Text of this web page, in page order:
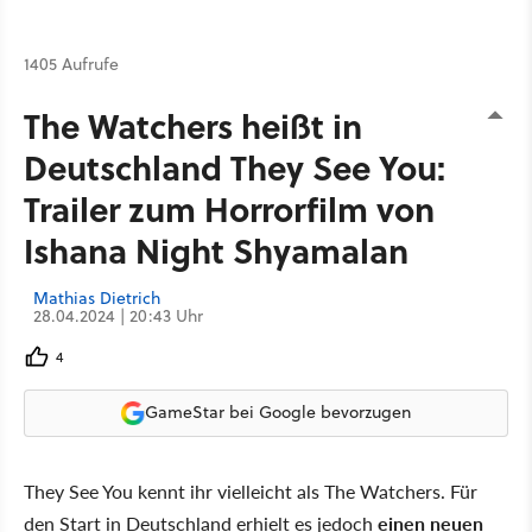
1405 Aufrufe
The Watchers heißt in
Deutschland They See You:
Trailer zum Horrorfilm von
Ishana Night Shyamalan
Mathias Dietrich
28.04.2024 | 20:43 Uhr
4
GameStar bei Google bevorzugen
They See You kennt ihr vielleicht als The Watchers. Für
den Start in Deutschland erhielt es jedoch einen neuen